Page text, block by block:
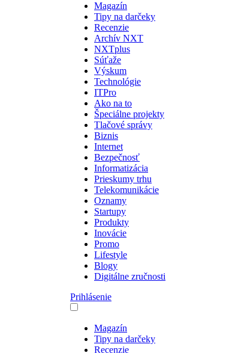
Magazín
Tipy na darčeky
Recenzie
Archív NXT
NXTplus
Súťaže
Výskum
Technológie
ITPro
Ako na to
Špeciálne projekty
Tlačové správy
Biznis
Internet
Bezpečnosť
Informatizácia
Prieskumy trhu
Telekomunikácie
Oznamy
Startupy
Produkty
Inovácie
Promo
Lifestyle
Blogy
Digitálne zručnosti
Prihlásenie
Magazín
Tipy na darčeky
Recenzie